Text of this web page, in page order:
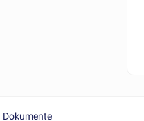
Dokumente